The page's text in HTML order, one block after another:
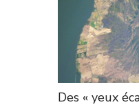
Des « yeux